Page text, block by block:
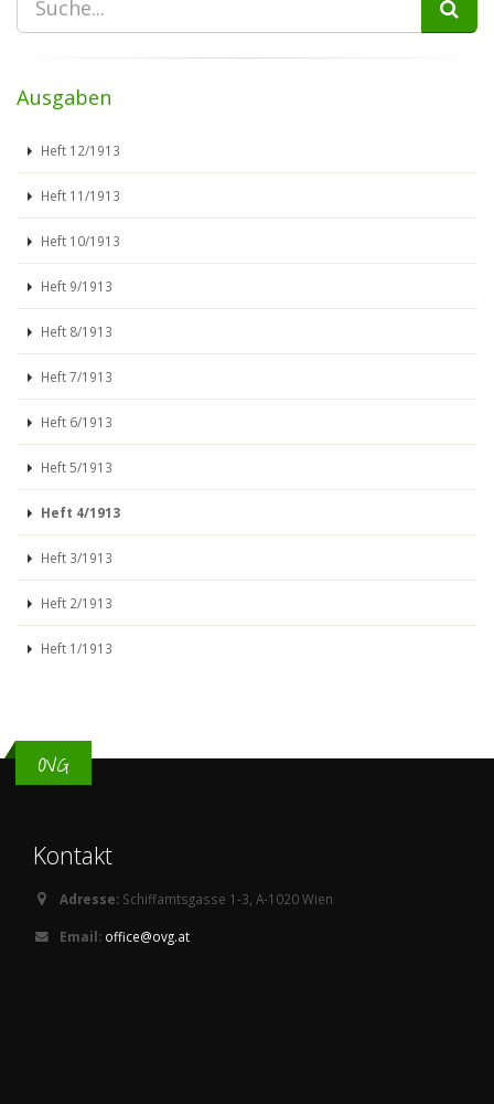
Ausgaben
Heft 12/1913
Heft 11/1913
Heft 10/1913
Heft 9/1913
Heft 8/1913
Heft 7/1913
Heft 6/1913
Heft 5/1913
Heft 4/1913
Heft 3/1913
Heft 2/1913
Heft 1/1913
OVG
Kontakt
Adresse: Schiffamtsgasse 1-3, A-1020 Wien
Email: office@ovg.at